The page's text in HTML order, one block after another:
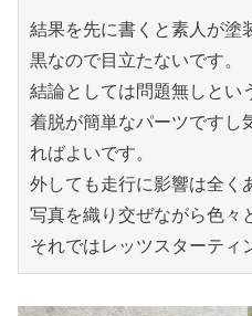
結果を先に書くと素人が塗
黒なので目立たないです。
結論としては問題無しとい
着脱が簡単なパーツですし
ればよいです。
外しても走行に影響は全く
写真を織り交ぜながら色々
それではレッツスターティ